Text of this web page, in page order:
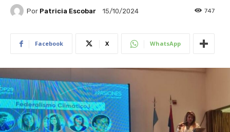
Por Patricia Escobar 15/10/2024 747
Facebook X WhatsApp